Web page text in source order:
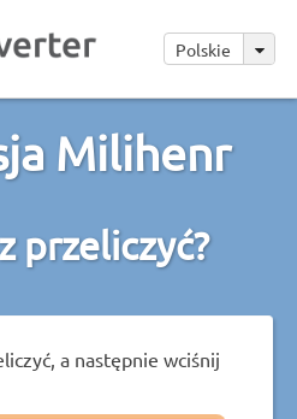
Polskie
Milihenr
przeliczyć?
a następnie wciśnij